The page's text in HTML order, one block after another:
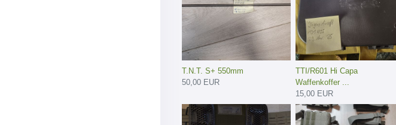
T.N.T. S+ 550mm
50,00 EUR
TTI/R601 Hi Capa
Waffenkoffer ...
15,00 EUR